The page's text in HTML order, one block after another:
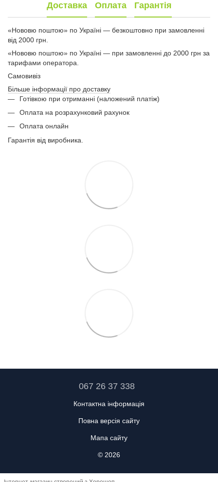
Доставка Оплата Гарантія
«Нововю поштою» по Україні — безкоштовно при замовленні
від 2000 грн.
«Нововю поштою» по Україні — при замовленні до 2000 грн за
тарифами оператора.
Самовивіз
Більше інформації про доставку
Готівкою при отриманні (наложений платіж)
Оплата на розрахунковий рахунок
Оплата онлайн
Гарантія від виробника.
067 26 37 338
Контактна інформація
Повна версія сайту
Мапа сайту
© 2026